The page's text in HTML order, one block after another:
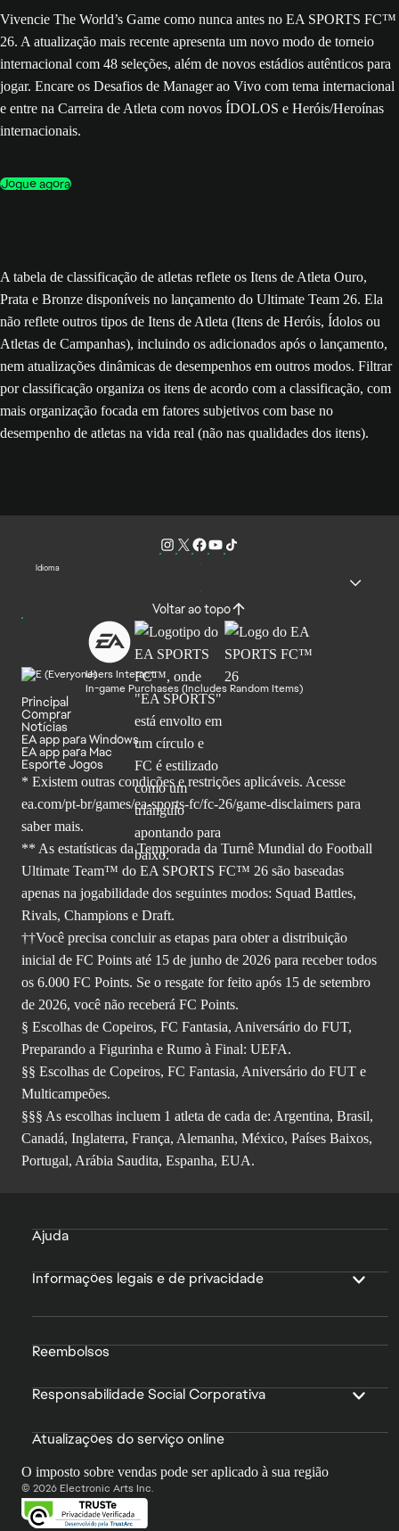
Vivencie The World’s Game como nunca antes no EA SPORTS FC™
26. A atualização mais recente apresenta um novo modo de torneio
internacional com 48 seleções, além de novos estádios autênticos para
jogar. Encare os Desafios de Manager ao Vivo com tema internacional
e entre na Carreira de Atleta com novos ÍDOLOS e Heróis/Heroínas
internacionais.
Jogue agora
A tabela de classificação de atletas reflete os Itens de Atleta Ouro,
Prata e Bronze disponíveis no lançamento do Ultimate Team 26. Ela
não reflete outros tipos de Itens de Atleta (Itens de Heróis, Ídolos ou
Atletas de Campanhas), incluindo os adicionados após o lançamento,
nem atualizações dinâmicas de desempenhos em outros modos. Filtrar
por classificação organiza os itens de acordo com a classificação, com
mais organização focada em fatores subjetivos com base no
desempenho de atletas na vida real (não nas qualidades dos itens).
Idioma
Voltar ao topo
Users Interact
In-game Purchases (Includes Random Items)
Principal
Comprar
Notícias
EA app para Windows
EA app para Mac
Esporte Jogos
* Existem outras condições e restrições aplicáveis. Acesse
ea.com/pt-br/games/ea-sports-fc/fc-26/game-disclaimers para
saber mais.
** As estatísticas da Temporada da Turnê Mundial do Football
Ultimate Team™ do EA SPORTS FC™ 26 são baseadas
apenas na jogabilidade dos seguintes modos: Squad Battles,
Rivals, Champions e Draft.
††Você precisa concluir as etapas para obter a distribuição
inicial de FC Points até 15 de junho de 2026 para receber todos
os 6.000 FC Points. Se o resgate for feito após 15 de setembro
de 2026, você não receberá FC Points.
§ Escolhas de Copeiros, FC Fantasia, Aniversário do FUT,
Preparando a Figurinha e Rumo à Final: UEFA.
§§ Escolhas de Copeiros, FC Fantasia, Aniversário do FUT e
Multicampeões.
§§§ As escolhas incluem 1 atleta de cada de: Argentina, Brasil,
Canadá, Inglaterra, França, Alemanha, México, Países Baixos,
Portugal, Arábia Saudita, Espanha, EUA.
Ajuda
Informações legais e de privacidade
Reembolsos
Responsabilidade Social Corporativa
Atualizações do serviço online
O imposto sobre vendas pode ser aplicado à sua região
© 2026 Electronic Arts Inc.